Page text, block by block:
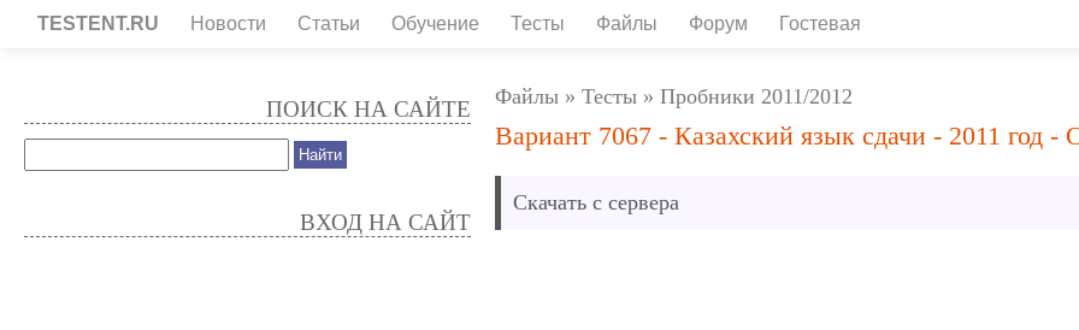
TESTENT.RU Новости Статьи Обучение Тесты Файлы Форум Гостевая
Файлы »Тесты »Пробники 2011/2012
Вариант 7067 - Казахский язык сдачи - 2011 год -
Скачать с сервера
ПОИСК НА САЙТЕ
ВХОД НА САЙТ